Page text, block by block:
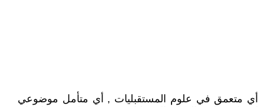
أي متعمق في علوم المستقبليات , أي متأمل موضوعي